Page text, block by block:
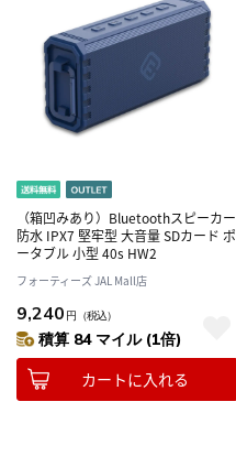
（箱凹みあり）Bluetoothスピーカー
防水 IPX7 堅牢型 大音量 SDカード ポ
ータブル 小型 40s HW2
フォーティーズ JAL Mall店
9,240 円 （税込）
積算 84 マイル (1倍)
カートに入れる